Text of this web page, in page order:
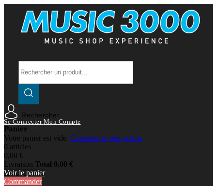
Rechercher
Se Connecter Mon Compte
Panier
Votre panier est vide. Commencer mes achats
0 articles
0,00 €
Livraison Total 0,00 €
Voir le panier
Commander